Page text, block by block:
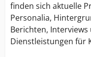
finden sich aktuelle
Personalia,
Berichten,
Dienstleistungen für